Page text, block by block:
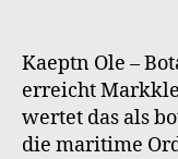
Kaeptn Ole –
erreicht
wertet das als
die maritime